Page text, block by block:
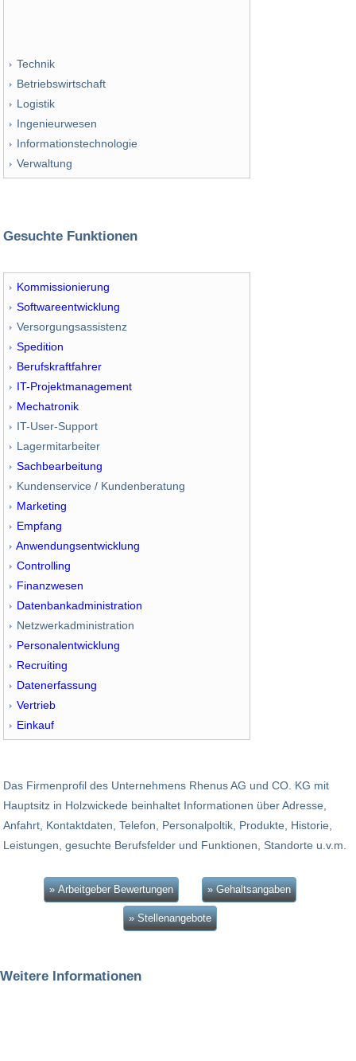
Technik
Betriebswirtschaft
Logistik
Ingenieurwesen
Informationstechnologie
Verwaltung
Gesuchte Funktionen
Kommissionierung
Softwareentwicklung
Versorgungsassistenz
Spedition
Berufskraftfahrer
IT-Projektmanagement
Mechatronik
IT-User-Support
Lagermitarbeiter
Sachbearbeitung
Kundenservice / Kundenberatung
Marketing
Empfang
Anwendungsentwicklung
Controlling
Finanzwesen
Datenbankadministration
Netzwerkadministration
Personalentwicklung
Recruiting
Datenerfassung
Vertrieb
Einkauf
Das Firmenprofil des Unternehmens Rhenus AG und CO. KG mit
Hauptsitz in Holzwickede beinhaltet Informationen über Adresse,
Anfahrt, Kontaktdaten, Telefon, Personalpoltik, Produkte, Historie,
Leistungen, gesuchte Berufsfelder und Funktionen, Standorte u.v.m.
» Arbeitgeber Bewertungen » Gehaltsangaben
» Stellenangebote
Weitere Informationen